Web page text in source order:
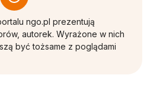
ngo.pl prezentują
autorek. Wyrażone w nich
być tożsame z poglądami